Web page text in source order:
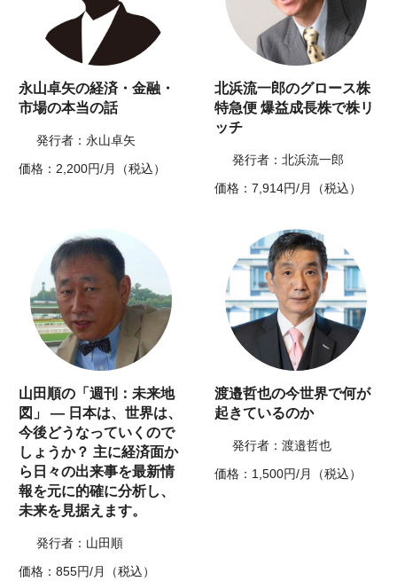
永山卓矢の経済・金融・
市場の本当の話
発行者：永山卓矢
価格：2,200円/月（税込）
北浜流一郎のグロース株
特急便 爆益成長株で株リ
ッチ
発行者：北浜流一郎
価格：7,914円/月（税込）
山田順の「週刊：未来地
図」 ― 日本は、世界は、
今後どうなっていくので
しょうか？ 主に経済面か
ら日々の出来事を最新情
報を元に的確に分析し、
未来を見据えます。
発行者：山田順
価格：855円/月（税込）
渡邉哲也の今世界で何が
起きているのか
発行者：渡邉哲也
価格：1,500円/月（税込）